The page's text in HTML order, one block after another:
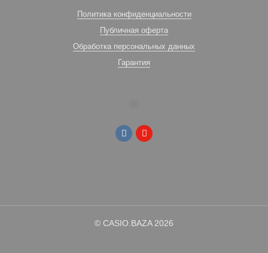
Политика конфиденциальности
Публичная оферта
Обработка персональных данных
Гарантия
© CASIO.BAZA 2026